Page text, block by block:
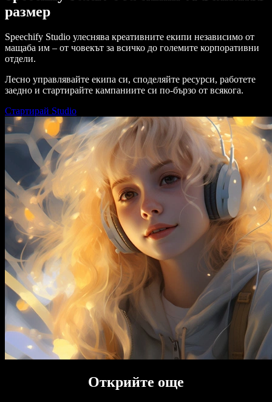
размер
Speechify Studio улеснява креативните екипи независимо от
мащаба им – от човекът за всичко до големите корпоративни
отдели.
Лесно управлявайте екипа си, споделяйте ресурси, работете
заедно и стартирайте кампаниите си по-бързо от всякога.
Стартирай Studio
Открийте още